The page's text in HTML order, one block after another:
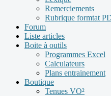
Remerciements
Rubrique formtat
Forum
Liste articles
Boite à outils
Programmes Excel
Calculateurs
Plans entrainement
Boutique
Tenues VO²